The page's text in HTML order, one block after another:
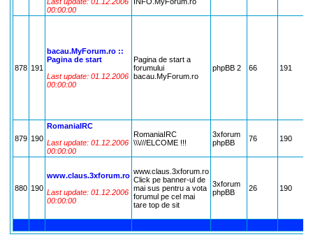
00:00:00
878 191
bacau.MyForum.ro ::
Pagina de start
Last update: 01.12.2006
00:00:00
Pagina de start a
forumului
bacau.MyForum.ro
phpBB 2 66 191
879 190
RomaniaIRC
Last update: 01.12.2006
00:00:00
RomaniaIRC
\\\///ELCOME !!!
3xforum
phpBB
76 190
880 190
www.claus.3xforum.ro
Last update: 01.12.2006
00:00:00
www.claus.3xforum.ro
Click pe banner-ul de
mai sus pentru a vota
forumul pe cel mai
tare top de sit
3xforum
phpBB
26 190